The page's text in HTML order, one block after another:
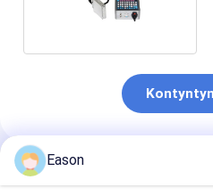
Polecane Produkty
Eason